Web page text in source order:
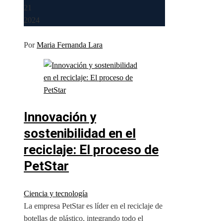
21
2024
PorMaria Fernanda Lara
Innovación y
sostenibilidad en el
reciclaje: El proceso de
PetStar
Ciencia y tecnología
La empresa PetStar es líder en el reciclaje de
botellas de plástico, integrando todo el